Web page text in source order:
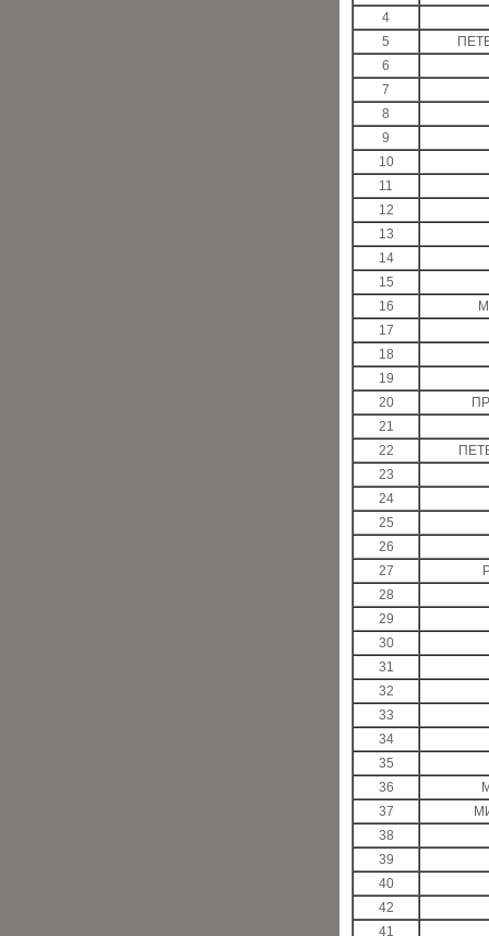
4
5
6
7
8
9
10
11
12
13
14
15
16
17
18
19
20
21
22
23
24
25
26
27
28
29
30
31
32
33
34
35
36
37
38
39
40
42
41